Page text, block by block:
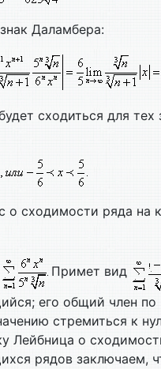
Даламбера:
сходиться для тех
о сходимости ряда на
Примет вид
его общий член по
стремиться к
Лейбница о
рядов заключаем,